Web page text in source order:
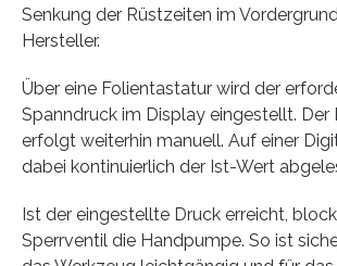
Senkung der Rüstzeiten im
Hersteller.
Über eine Folientastatur wird der
Spanndruck im Display eingestellt. Der
erfolgt weiterhin manuell. Auf einer
dabei kontinuierlich der Ist-Wert
Ist der eingestellte Druck erreicht,
Sperrventil die Handpumpe. So ist